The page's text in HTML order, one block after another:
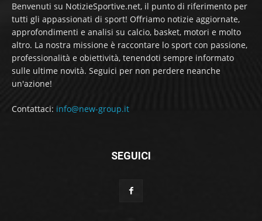
Benvenuti su NotizieSportive.net, il punto di riferimento per
tutti gli appassionati di sport! Offriamo notizie aggiornate,
approfondimenti e analisi su calcio, basket, motori e molto
altro. La nostra missione è raccontare lo sport con passione,
professionalità e obiettività, tenendoti sempre informato
sulle ultime novità. Seguici per non perdere neanche
un'azione!
Contattaci: info@new-group.it
SEGUICI